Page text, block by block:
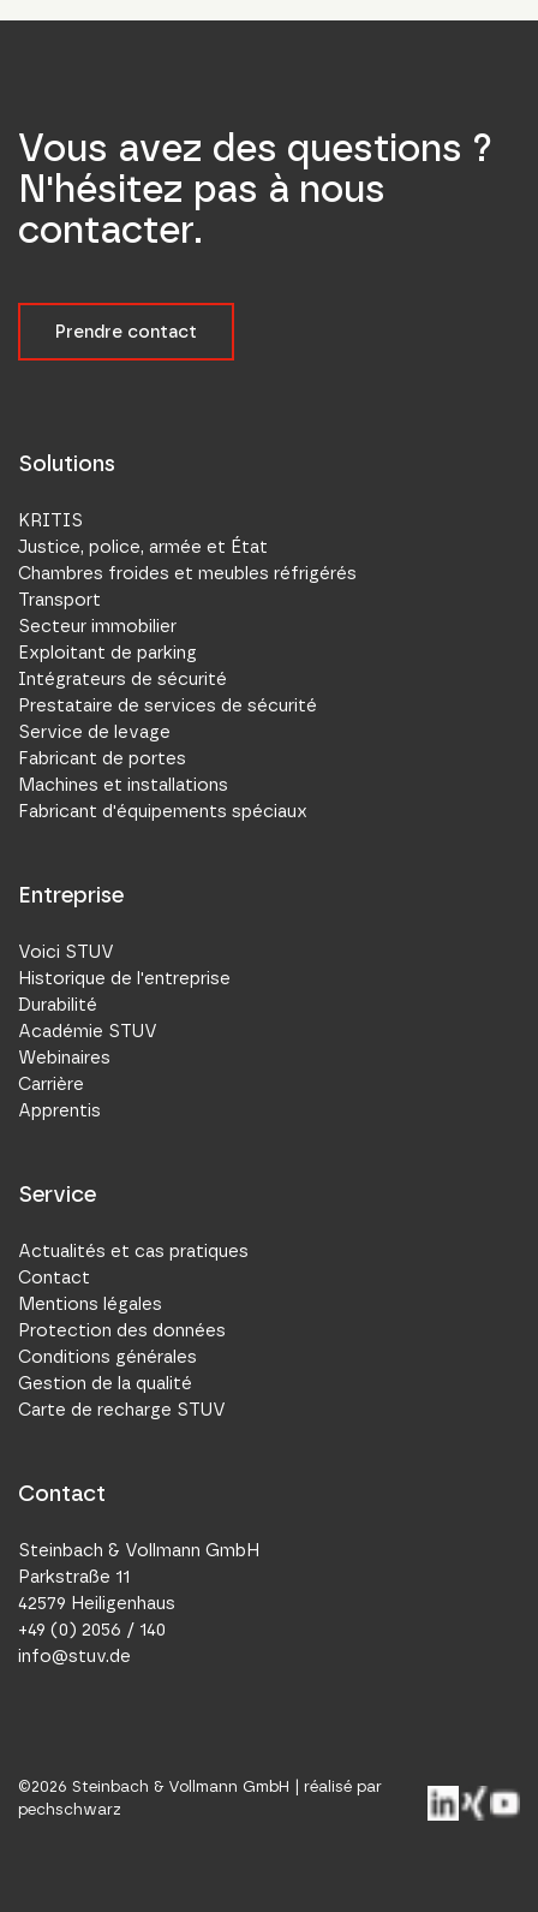
Vous avez des questions ?
N'hésitez pas à nous
contacter.
Prendre contact
Solutions
KRITIS
Justice, police, armée et État
Chambres froides et meubles réfrigérés
Transport
Secteur immobilier
Exploitant de parking
Intégrateurs de sécurité
Prestataire de services de sécurité
Service de levage
Fabricant de portes
Machines et installations
Fabricant d'équipements spéciaux
Entreprise
Voici STUV
Historique de l'entreprise
Durabilité
Académie STUV
Webinaires
Carrière
Apprentis
Service
Actualités et cas pratiques
Contact
Mentions légales
Protection des données
Conditions générales
Gestion de la qualité
Carte de recharge STUV
Contact
Steinbach & Vollmann GmbH
Parkstraße 11
42579 Heiligenhaus
+49 (0) 2056 / 140
info@stuv.de
©2026 Steinbach & Vollmann GmbH | réalisé par
pechschwarz